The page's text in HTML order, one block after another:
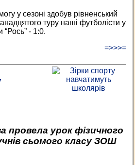
у сезоні здобув рівненський
туру наші футболісти у
“Рось” - 1:0.
=>>>=
провела урок фізичного
сьомого класу ЗОШ